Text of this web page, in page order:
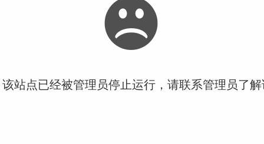
站点已经被管理员停止运行，请联系管理员了